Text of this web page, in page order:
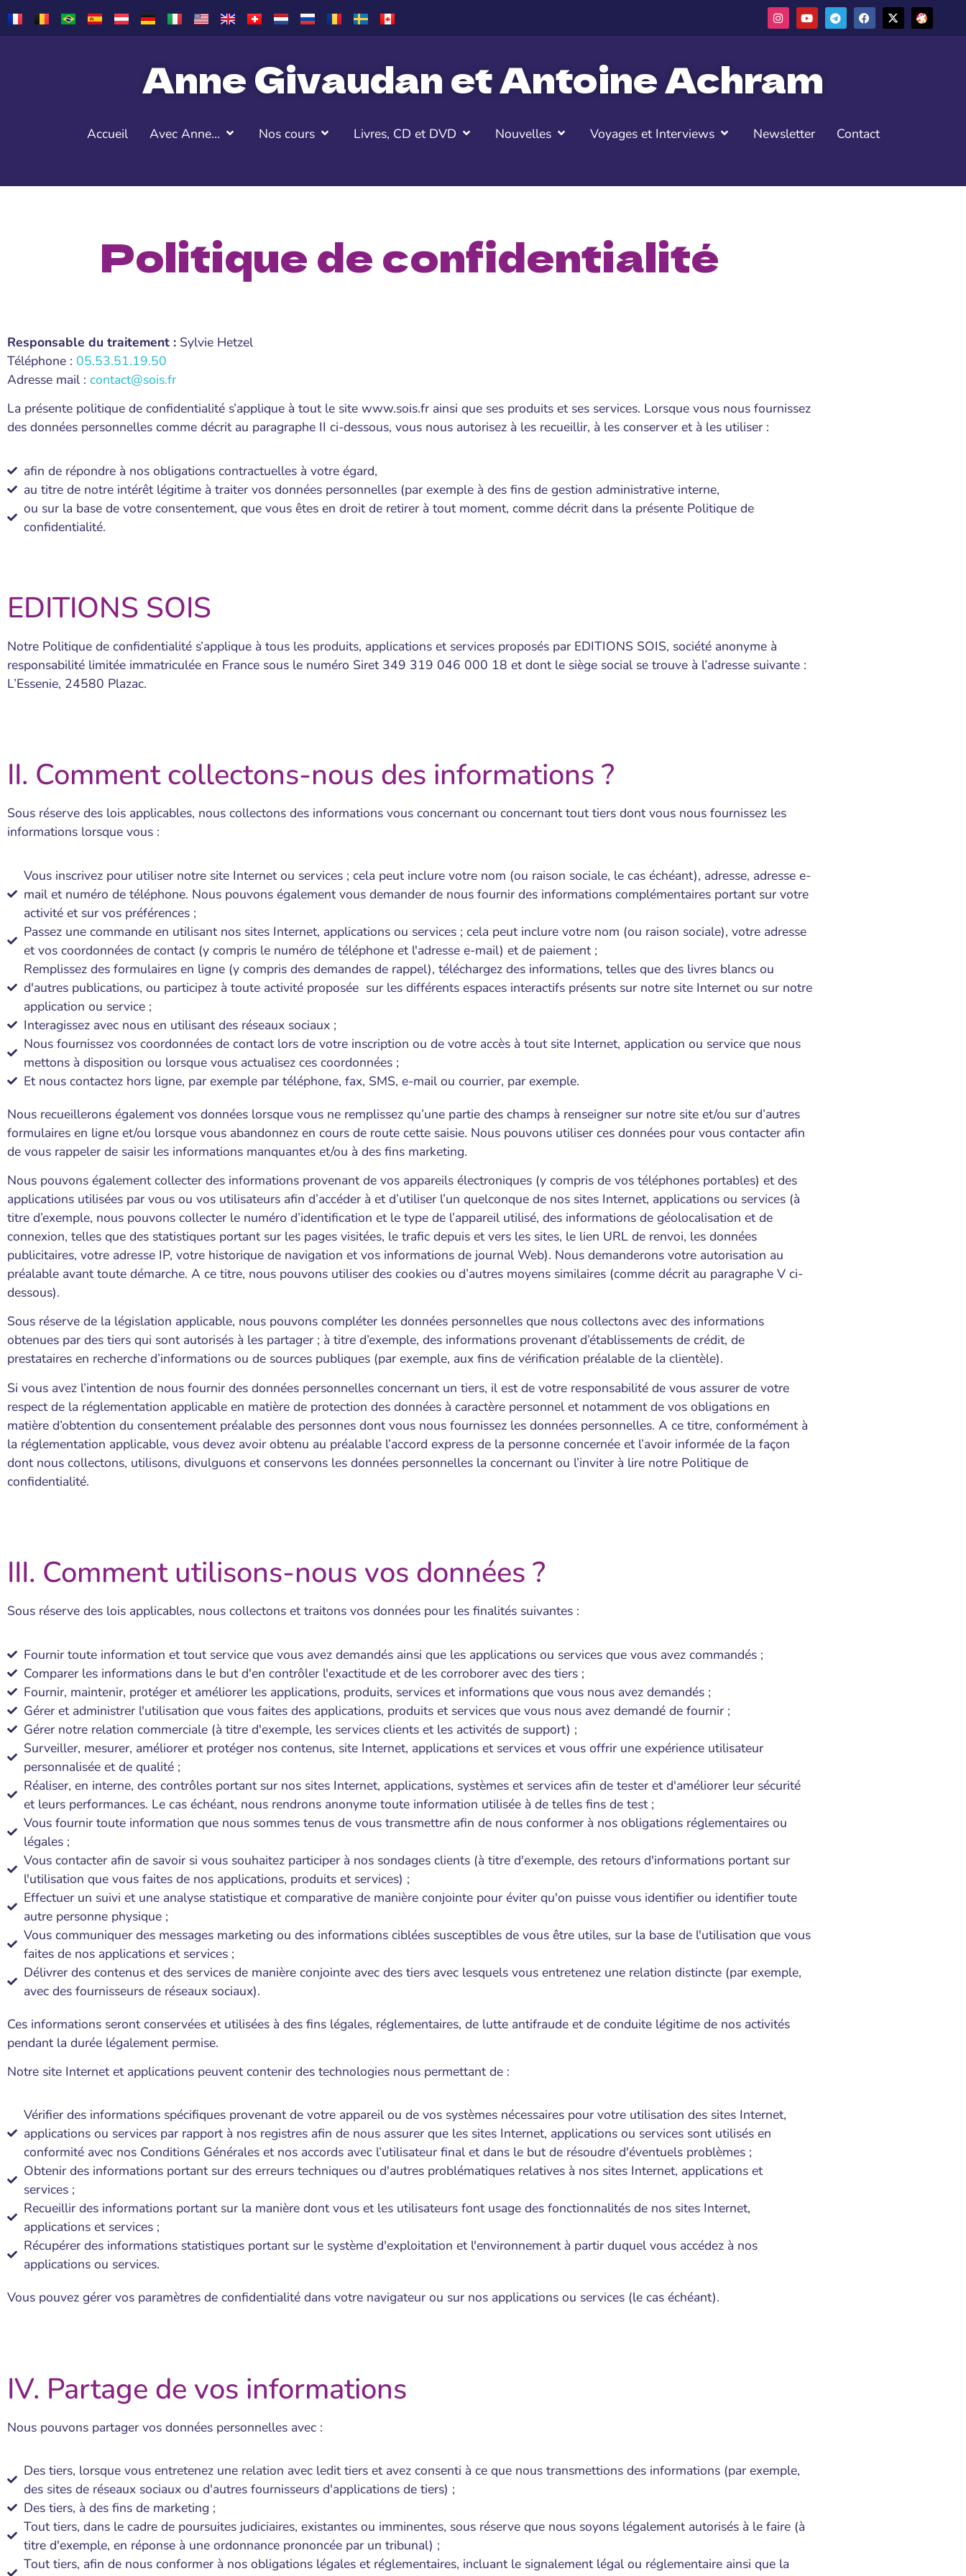
Anne Givaudan et Antoine Achram
Accueil Avec Anne… Nos cours Livres, CD et DVD Nouvelles Voyages et Interviews Newsletter Contact
Politique de confidentialité
Responsable du traitement : Sylvie Hetzel
Téléphone : 05.53.51.19.50
Adresse mail : contact@sois.fr
La présente politique de confidentialité s’applique à tout le site www.sois.fr ainsi que ses produits et ses services. Lorsque vous nous fournissez
des données personnelles comme décrit au paragraphe II ci-dessous, vous nous autorisez à les recueillir, à les conserver et à les utiliser :
afin de répondre à nos obligations contractuelles à votre égard,
au titre de notre intérêt légitime à traiter vos données personnelles (par exemple à des fins de gestion administrative interne,
ou sur la base de votre consentement, que vous êtes en droit de retirer à tout moment, comme décrit dans la présente Politique de
confidentialité.
EDITIONS SOIS
Notre Politique de confidentialité s’applique à tous les produits, applications et services proposés par EDITIONS SOIS, société anonyme à
responsabilité limitée immatriculée en France sous le numéro Siret 349 319 046 000 18 et dont le siège social se trouve à l’adresse suivante :
L’Essenie, 24580 Plazac.
II. Comment collectons-nous des informations ?
Sous réserve des lois applicables, nous collectons des informations vous concernant ou concernant tout tiers dont vous nous fournissez les
informations lorsque vous :
Vous inscrivez pour utiliser notre site Internet ou services ; cela peut inclure votre nom (ou raison sociale, le cas échéant), adresse, adresse e-
mail et numéro de téléphone. Nous pouvons également vous demander de nous fournir des informations complémentaires portant sur votre
activité et sur vos préférences ;
Passez une commande en utilisant nos sites Internet, applications ou services ; cela peut inclure votre nom (ou raison sociale), votre adresse
et vos coordonnées de contact (y compris le numéro de téléphone et l'adresse e-mail) et de paiement ;
Remplissez des formulaires en ligne (y compris des demandes de rappel), téléchargez des informations, telles que des livres blancs ou
d'autres publications, ou participez à toute activité proposée sur les différents espaces interactifs présents sur notre site Internet ou sur notre
application ou service ;
Interagissez avec nous en utilisant des réseaux sociaux ;
Nous fournissez vos coordonnées de contact lors de votre inscription ou de votre accès à tout site Internet, application ou service que nous
mettons à disposition ou lorsque vous actualisez ces coordonnées ;
Et nous contactez hors ligne, par exemple par téléphone, fax, SMS, e-mail ou courrier, par exemple.
Nous recueillerons également vos données lorsque vous ne remplissez qu’une partie des champs à renseigner sur notre site et/ou sur d’autres
formulaires en ligne et/ou lorsque vous abandonnez en cours de route cette saisie. Nous pouvons utiliser ces données pour vous contacter afin
de vous rappeler de saisir les informations manquantes et/ou à des fins marketing.
Nous pouvons également collecter des informations provenant de vos appareils électroniques (y compris de vos téléphones portables) et des
applications utilisées par vous ou vos utilisateurs afin d’accéder à et d’utiliser l’un quelconque de nos sites Internet, applications ou services (à
titre d’exemple, nous pouvons collecter le numéro d’identification et le type de l’appareil utilisé, des informations de géolocalisation et de
connexion, telles que des statistiques portant sur les pages visitées, le trafic depuis et vers les sites, le lien URL de renvoi, les données
publicitaires, votre adresse IP, votre historique de navigation et vos informations de journal Web). Nous demanderons votre autorisation au
préalable avant toute démarche. A ce titre, nous pouvons utiliser des cookies ou d’autres moyens similaires (comme décrit au paragraphe V ci-
dessous).
Sous réserve de la législation applicable, nous pouvons compléter les données personnelles que nous collectons avec des informations
obtenues par des tiers qui sont autorisés à les partager ; à titre d’exemple, des informations provenant d’établissements de crédit, de
prestataires en recherche d’informations ou de sources publiques (par exemple, aux fins de vérification préalable de la clientèle).
Si vous avez l’intention de nous fournir des données personnelles concernant un tiers, il est de votre responsabilité de vous assurer de votre
respect de la réglementation applicable en matière de protection des données à caractère personnel et notamment de vos obligations en
matière d’obtention du consentement préalable des personnes dont vous nous fournissez les données personnelles. A ce titre, conformément à
la réglementation applicable, vous devez avoir obtenu au préalable l’accord express de la personne concernée et l’avoir informée de la façon
dont nous collectons, utilisons, divulguons et conservons les données personnelles la concernant ou l’inviter à lire notre Politique de
confidentialité.
III. Comment utilisons-nous vos données ?
Sous réserve des lois applicables, nous collectons et traitons vos données pour les finalités suivantes :
Fournir toute information et tout service que vous avez demandés ainsi que les applications ou services que vous avez commandés ;
Comparer les informations dans le but d'en contrôler l'exactitude et de les corroborer avec des tiers ;
Fournir, maintenir, protéger et améliorer les applications, produits, services et informations que vous nous avez demandés ;
Gérer et administrer l'utilisation que vous faites des applications, produits et services que vous nous avez demandé de fournir ;
Gérer notre relation commerciale (à titre d'exemple, les services clients et les activités de support) ;
Surveiller, mesurer, améliorer et protéger nos contenus, site Internet, applications et services et vous offrir une expérience utilisateur
personnalisée et de qualité ;
Réaliser, en interne, des contrôles portant sur nos sites Internet, applications, systèmes et services afin de tester et d'améliorer leur sécurité
et leurs performances. Le cas échéant, nous rendrons anonyme toute information utilisée à de telles fins de test ;
Vous fournir toute information que nous sommes tenus de vous transmettre afin de nous conformer à nos obligations réglementaires ou
légales ;
Vous contacter afin de savoir si vous souhaitez participer à nos sondages clients (à titre d'exemple, des retours d'informations portant sur
l'utilisation que vous faites de nos applications, produits et services) ;
Effectuer un suivi et une analyse statistique et comparative de manière conjointe pour éviter qu'on puisse vous identifier ou identifier toute
autre personne physique ;
Vous communiquer des messages marketing ou des informations ciblées susceptibles de vous être utiles, sur la base de l'utilisation que vous
faites de nos applications et services ;
Délivrer des contenus et des services de manière conjointe avec des tiers avec lesquels vous entretenez une relation distincte (par exemple,
avec des fournisseurs de réseaux sociaux).
Ces informations seront conservées et utilisées à des fins légales, réglementaires, de lutte antifraude et de conduite légitime de nos activités
pendant la durée légalement permise.
Notre site Internet et applications peuvent contenir des technologies nous permettant de :
Vérifier des informations spécifiques provenant de votre appareil ou de vos systèmes nécessaires pour votre utilisation des sites Internet,
applications ou services par rapport à nos registres afin de nous assurer que les sites Internet, applications ou services sont utilisés en
conformité avec nos Conditions Générales et nos accords avec l’utilisateur final et dans le but de résoudre d'éventuels problèmes ;
Obtenir des informations portant sur des erreurs techniques ou d'autres problématiques relatives à nos sites Internet, applications et
services ;
Recueillir des informations portant sur la manière dont vous et les utilisateurs font usage des fonctionnalités de nos sites Internet,
applications et services ;
Récupérer des informations statistiques portant sur le système d'exploitation et l'environnement à partir duquel vous accédez à nos
applications ou services.
Vous pouvez gérer vos paramètres de confidentialité dans votre navigateur ou sur nos applications ou services (le cas échéant).
IV. Partage de vos informations
Nous pouvons partager vos données personnelles avec :
Des tiers, lorsque vous entretenez une relation avec ledit tiers et avez consenti à ce que nous transmettions des informations (par exemple,
des sites de réseaux sociaux ou d'autres fournisseurs d'applications de tiers) ;
Des tiers, à des fins de marketing ;
Tout tiers, dans le cadre de poursuites judiciaires, existantes ou imminentes, sous réserve que nous soyons légalement autorisés à le faire (à
titre d'exemple, en réponse à une ordonnance prononcée par un tribunal) ;
Tout tiers, afin de nous conformer à nos obligations légales et réglementaires, incluant le signalement légal ou réglementaire ainsi que la